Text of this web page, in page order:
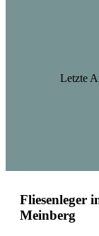
Letzte
Fliesenleger
Meinberg